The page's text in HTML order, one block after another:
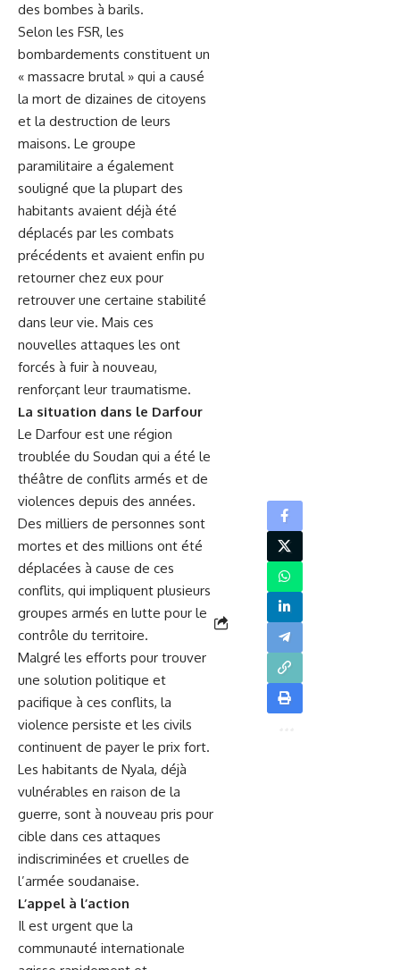
des bombes à barils.
Selon les FSR, les
bombardements constituent un
« massacre brutal » qui a ⁢causé
la mort de dizaines de citoyens
et la destruction de leurs
maisons. Le groupe
paramilitaire a également
souligné que⁣ la plupart ⁣des
habitants avaient déjà été
déplacés ‍par les combats
précédents et avaient⁤ enfin pu
retourner ‌chez eux pour​
retrouver une certaine stabilité
dans leur vie. Mais ⁣ces
nouvelles attaques les⁣ ont
forcés à⁢ fuir à⁤ nouveau,
renforçant leur traumatisme.
La​ situation dans ​le Darfour
Le Darfour est une région
troublée du ⁤Soudan qui a ‍été le
théâtre de conflits armés et de
⁣violences depuis des années.
⁢Des milliers de personnes sont
mortes et⁤ des‍ millions ont été
déplacées à ​cause de ces
conflits, qui impliquent⁣ plusieurs
groupes armés en lutte pour le
contrôle du territoire.
Malgré les efforts pour trouver
une solution politique et
pacifique​ à ces conflits, la
violence persiste et les civils
continuent de payer le prix fort.
Les habitants de Nyala, déjà‌
vulnérables​ en raison⁢ de la
guerre, sont à nouveau pris pour
cible dans ces attaques
indiscriminées et cruelles de
l’armée soudanaise.
L’appel à‌ l’action
Il est urgent que la
communauté internationale